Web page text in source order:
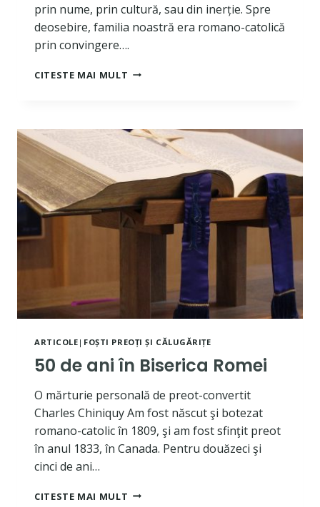
prin nume, prin cultură, sau din inerție. Spre
deosebire, familia noastră era romano-catolică
prin convingere….
CITESTE MAI MULT PELERINAJ
BARTHOLOMEW
ARTICOLE | FOȘTI PREOȚI ȘI CĂLUGĂRIȚE
50 de ani în Biserica Romei
O mărturie personală de preot-convertit
Charles Chiniquy Am fost născut şi botezat
romano-catolic în 1809, şi am fost sfinţit preot
în anul 1833, în Canada. Pentru douăzeci şi
cinci de ani…
CITESTE MAI MULT 50